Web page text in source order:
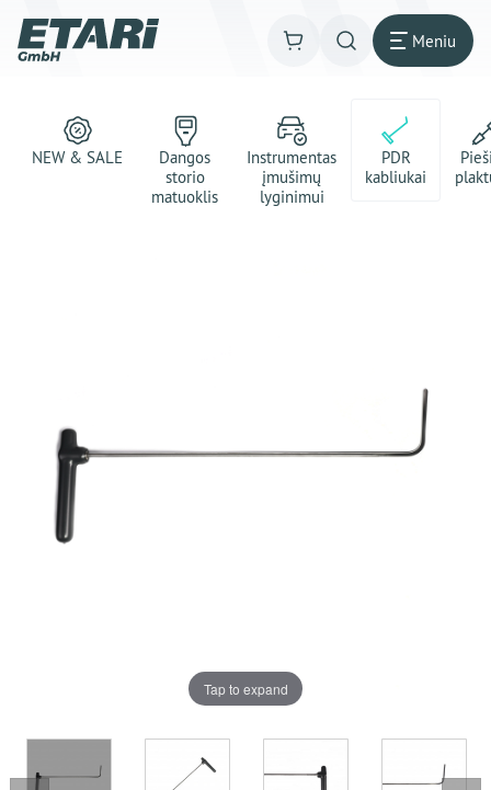
Meniu
NEW & SALE
Dangos
storio
matuoklis
Instrumentas
įmušimų
lyginimui
PDR
kabliukai
Tap to expand